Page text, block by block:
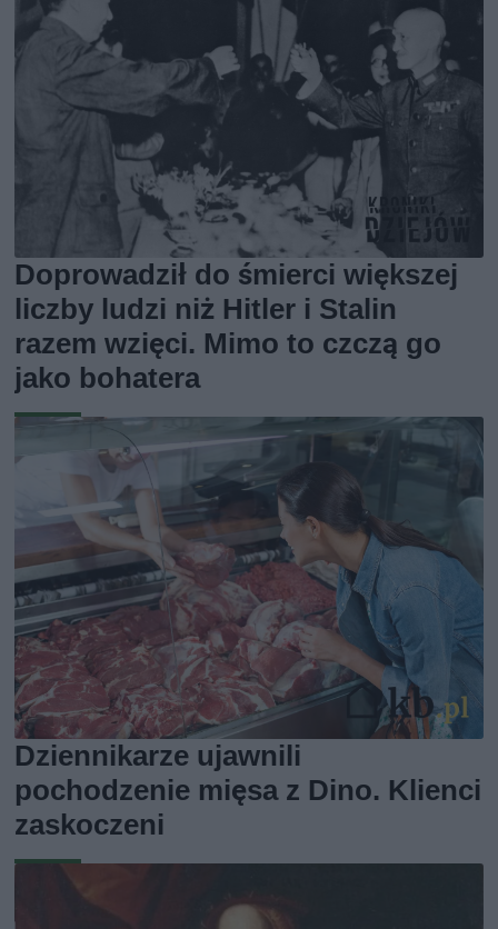
Doprowadził do śmierci większej
liczby ludzi niż Hitler i Stalin
razem wzięci. Mimo to czczą go
jako bohatera
Dziennikarze ujawnili
pochodzenie mięsa z Dino. Klienci
zaskoczeni